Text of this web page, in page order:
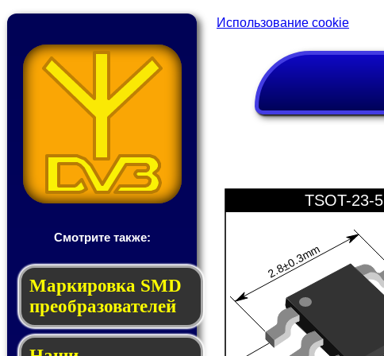
Смотрите также:
Мар­ки­ров­ка SMD
пре­об­ра­зо­ва­те­лей
Использование cookie
2.8±0.3mm
TSOT-23-5